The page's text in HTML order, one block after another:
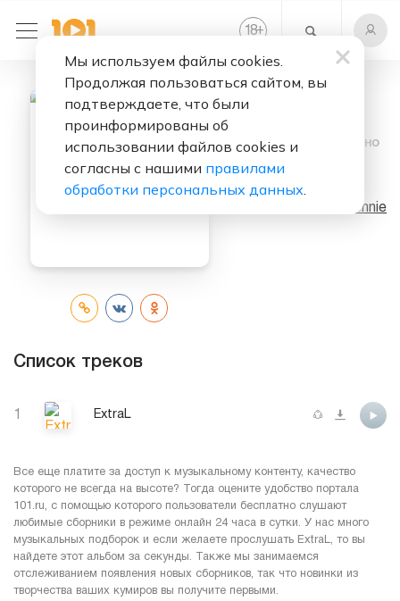
18+
Слушать бесплатно
ExtraL
Jennie
Список треков
1 ExtraL
Все еще платите за доступ к музыкальному контенту, качество
которого не всегда на высоте? Тогда оцените удобство портала
101.ru, с помощью которого пользователи бесплатно слушают
любимые сборники в режиме онлайн 24 часа в сутки. У нас много
музыкальных подборок и если желаете прослушать ExtraL, то вы
найдете этот альбом за секунды. Также мы занимаемся
отслеживанием появления новых сборников, так что новинки из
творчества ваших кумиров вы получите первыми.
Мы используем файлы cookies.
Продолжая пользоваться сайтом, вы
подтверждаете, что были
проинформированы об
использовании файлов cookies и
согласны с нашими правилами
обработки персональных данных.